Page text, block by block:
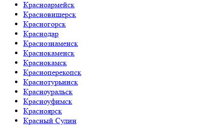
Красноармейск
Красновишерск
Красногорск
Краснодар
Краснознаменск
Краснокаменск
Краснокамск
Красноперекопск
Краснотурьинск
Красноуральск
Красноуфимск
Красноярск
Красный Сулин